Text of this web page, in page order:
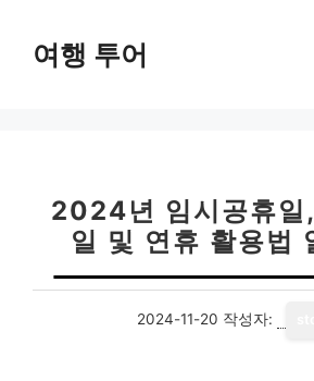
여행 투어
2024년 임시공휴일
일 및 연휴 활용법
2024-11-20 작성자: